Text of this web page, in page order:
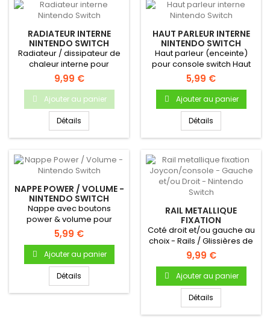
RADIATEUR INTERNE
NINTENDO SWITCH
Radiateur / dissipateur de
chaleur interne pour
Nintendo Switch.pièce
neuve...
9,99 €
Ajouter au panier
Détails
HAUT PARLEUR INTERNE
NINTENDO SWITCH
Haut parleur (enceinte)
pour console switch Haut
parleur interne Pour
console...
5,99 €
Ajouter au panier
Détails
NAPPE POWER / VOLUME -
NINTENDO SWITCH
Nappe avec boutons
power & volume pour
Nintendo Switch - Pièce
neuve...
5,99 €
Ajouter au panier
Détails
RAIL METALLIQUE
FIXATION
JOYCON/CONSOLE -
GAUCHE ET/OU DROIT -
NINTENDO SWITCH
Coté droit et/ou gauche au
choix - Rails / Glissières de
fixation Joy-con sur...
9,99 €
Ajouter au panier
Détails